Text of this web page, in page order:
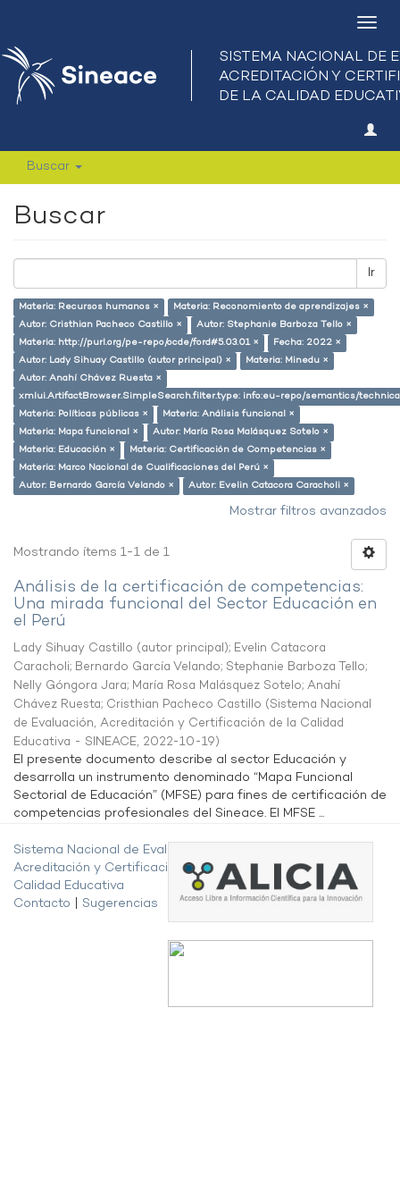
Buscar
Buscar
Ir
Materia: Recursos humanos ×
Materia: Reconomiento de aprendizajes ×
Autor: Cristhian Pacheco Castillo ×
Autor: Stephanie Barboza Tello ×
Materia: http://purl.org/pe-repo/ocde/ford#5.03.01 ×
Fecha: 2022 ×
Autor: Lady Sihuay Castillo (autor principal) ×
Materia: Minedu ×
Autor: Anahí Chávez Ruesta ×
xmlui.ArtifactBrowser.SimpleSearch.filter.type: info:eu-repo/semantics/
Materia: Políticas públicas ×
Materia: Análisis funcional ×
Materia: Mapa funcional ×
Autor: María Rosa Malásquez Sotelo ×
Materia: Educación ×
Materia: Certificación de Competencias ×
Materia: Marco Nacional de Cualificaciones del Perú ×
Autor: Bernardo García Velando ×
Autor: Evelin Catacora Caracholi ×
Mostrar filtros avanzados
Mostrando ítems 1-1 de 1
Análisis de la certificación de competencias:
Una mirada funcional del Sector Educación en
el Perú
Lady Sihuay Castillo (autor principal); Evelin Catacora
Caracholi; Bernardo García Velando; Stephanie Barboza Tello;
Nelly Góngora Jara; María Rosa Malásquez Sotelo; Anahí
Chávez Ruesta; Cristhian Pacheco Castillo (Sistema Nacional
de Evaluación, Acreditación y Certificación de la Calidad
Educativa - SINEACE, 2022-10-19)
El presente documento describe al sector Educación y
desarrolla un instrumento denominado “Mapa Funcional
Sectorial de Educación” (MFSE) para fines de certificación de
competencias profesionales del Sineace. El MFSE ...
Sistema Nacional de Evaluación,
Acreditación y Certificación de la
Calidad Educativa
Contacto
Sugerencias